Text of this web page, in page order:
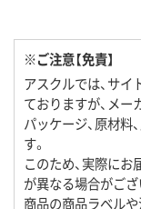
※ご注意【免責】
アスクルでは、サ
ておりますが、メー
パッケージ、原材料
す。
このため、実際に
が異なる場合がご
商品の商品ラベル